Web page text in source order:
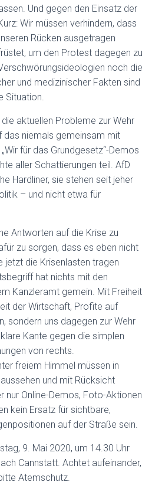
Und gegen den Einsatz der
Wir müssen verhindern, dass
Rücken ausgetragen
um den Protest dagegen zu
noch die
und medizinischer Fakten sind
Situation.
aktuellen Probleme zur Wehr
das niemals gemeinsam mit
für das Grundgesetz“-Demos
aller Schattierungen teil. AfD
Hardliner, sie stehen seit jeher
– und nicht etwa für
Antworten auf die Krise zu
zu sorgen, dass es eben nicht
jetzt die Krisenlasten tragen
hat nichts mit den
Kanzleramt gemein. Mit Freiheit
der Wirtschaft, Profite auf
sondern uns dagegen zur Wehr
Kante gegen die simplen
von rechts.
freiem Himmel müssen in
und mit Rücksicht
nur Online-Demos, Foto-Aktionen
kein Ersatz für sichtbare,
auf der Straße sein.
9. Mai 2020, um 14.30 Uhr
Cannstatt. Achtet aufeinander,
Atemschutz.